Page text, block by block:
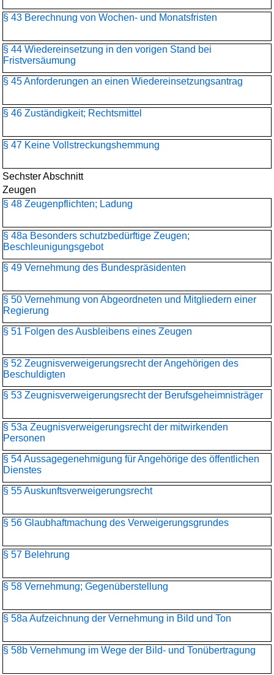
§ 43 Berechnung von Wochen- und Monatsfristen
§ 44 Wiedereinsetzung in den vorigen Stand bei
Fristversäumung
§ 45 Anforderungen an einen Wiedereinsetzungsantrag
§ 46 Zuständigkeit; Rechtsmittel
§ 47 Keine Vollstreckungshemmung
Sechster Abschnitt
Zeugen
§ 48 Zeugenpflichten; Ladung
§ 48a Besonders schutzbedürftige Zeugen;
Beschleunigungsgebot
§ 49 Vernehmung des Bundespräsidenten
§ 50 Vernehmung von Abgeordneten und Mitgliedern einer
Regierung
§ 51 Folgen des Ausbleibens eines Zeugen
§ 52 Zeugnisverweigerungsrecht der Angehörigen des
Beschuldigten
§ 53 Zeugnisverweigerungsrecht der Berufsgeheimnisträger
§ 53a Zeugnisverweigerungsrecht der mitwirkenden
Personen
§ 54 Aussagegenehmigung für Angehörige des öffentlichen
Dienstes
§ 55 Auskunftsverweigerungsrecht
§ 56 Glaubhaftmachung des Verweigerungsgrundes
§ 57 Belehrung
§ 58 Vernehmung; Gegenüberstellung
§ 58a Aufzeichnung der Vernehmung in Bild und Ton
§ 58b Vernehmung im Wege der Bild- und Tonübertragung